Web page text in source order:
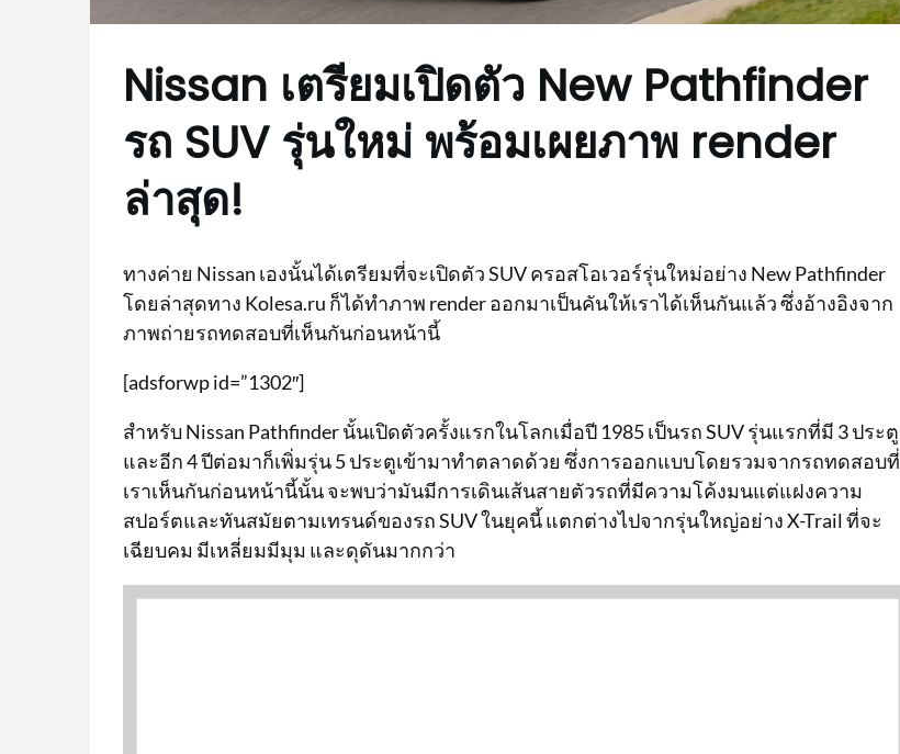
Nissan เตรียมเปิดตัว New Pathfinder
รถ SUV รุ่นใหม่ พร้อมเผยภาพ render
ล่าสุด!
ทางค่าย Nissan เองนั้นได้เตรียมที่จะเปิดตัว SUV ครอสโอเวอร์รุ่นใหม่อย่าง New Pathfinder
โดยล่าสุดทาง Kolesa.ru ก็ได้ทำภาพ render ออกมาเป็นคันให้เราได้เห็นกันแล้ว ซึ่งอ้างอิงจาก
ภาพถ่ายรถทดสอบที่เห็นกันก่อนหน้านี้
[adsforwp id=”1302″]
สำหรับ Nissan Pathfinder นั้นเปิดตัวครั้งแรกในโลกเมื่อปี 1985 เป็นรถ SUV รุ่นแรกที่มี 3 ประตู
และอีก 4 ปีต่อมาก็เพิ่มรุ่น 5 ประตูเข้ามาทำตลาดด้วย ซึ่งการออกแบบโดยรวมจากรถทดสอบที่
เราเห็นกันก่อนหน้านี้นั้น จะพบว่ามันมีการเดินเส้นสายตัวรถที่มีความโค้งมนแต่แฝงความ
สปอร์ตและทันสมัยตามเทรนด์ของรถ SUV ในยุคนี้ แตกต่างไปจากรุ่นใหญ่อย่าง X-Trail ที่จะ
เฉียบคม มีเหลี่ยมมีมุม และดุดันมากกว่า